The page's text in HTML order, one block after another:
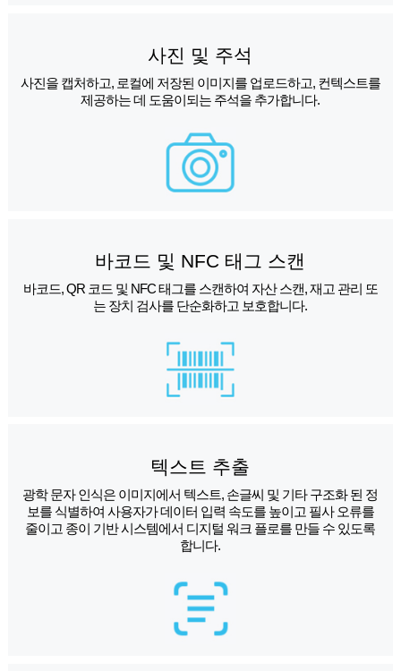
사진 및 주석
사진을 캡처하고, 로컬에 저장된 이미지를 업로드하고, 컨텍스트를
제공하는 데 도움이되는 주석을 추가합니다.
바코드 및 NFC 태그 스캔
바코드, QR 코드 및 NFC 태그를 스캔하여 자산 스캔, 재고 관리 또
는 장치 검사를 단순화하고 보호합니다.
텍스트 추출
광학 문자 인식은 이미지에서 텍스트, 손글씨 및 기타 구조화 된 정
보를 식별하여 사용자가 데이터 입력 속도를 높이고 필사 오류를
줄이고 종이 기반 시스템에서 디지털 워크 플로를 만들 수 있도록
합니다.